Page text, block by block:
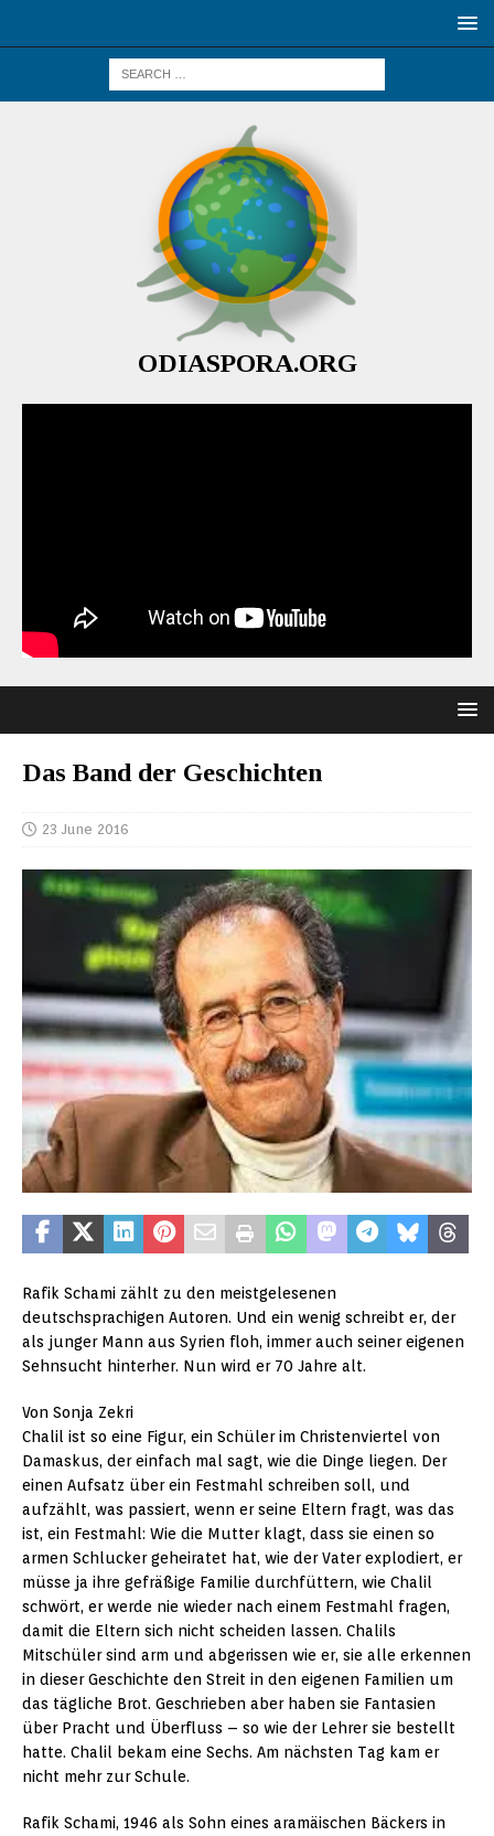
ODIASPORA.ORG
Das Band der Geschichten
23 June 2016
Rafik Schami zählt zu den meistgelesenen
deutschsprachigen Autoren. Und ein wenig schreibt er, der
als junger Mann aus Syrien floh, immer auch seiner eigenen
Sehnsucht hinterher. Nun wird er 70 Jahre alt.
Von Sonja Zekri
Chalil ist so eine Figur, ein Schüler im Christenviertel von
Damaskus, der einfach mal sagt, wie die Dinge liegen. Der
einen Aufsatz über ein Festmahl schreiben soll, und
aufzählt, was passiert, wenn er seine Eltern fragt, was das
ist, ein Festmahl: Wie die Mutter klagt, dass sie einen so
armen Schlucker geheiratet hat, wie der Vater explodiert, er
müsse ja ihre gefräßige Familie durchfüttern, wie Chalil
schwört, er werde nie wieder nach einem Festmahl fragen,
damit die Eltern sich nicht scheiden lassen. Chalils
Mitschüler sind arm und abgerissen wie er, sie alle erkennen
in dieser Geschichte den Streit in den eigenen Familien um
das tägliche Brot. Geschrieben aber haben sie Fantasien
über Pracht und Überfluss – so wie der Lehrer sie bestellt
hatte. Chalil bekam eine Sechs. Am nächsten Tag kam er
nicht mehr zur Schule.
Rafik Schami, 1946 als Sohn eines aramäischen Bäckers in